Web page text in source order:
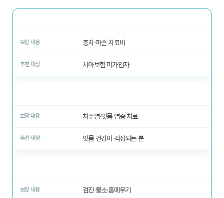
충치·파손 치료비
치아보험 미가입자
치주염·잇몸 염증 치료
잇몸 건강이 걱정되는 분
검진·불소·홈메우기